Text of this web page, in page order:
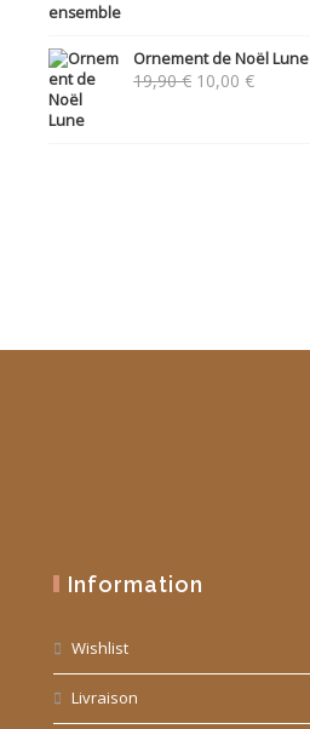
Ornement de Noël Lune
19,90€ Le
10,00 €Le
Information
Wishlist
Livraison